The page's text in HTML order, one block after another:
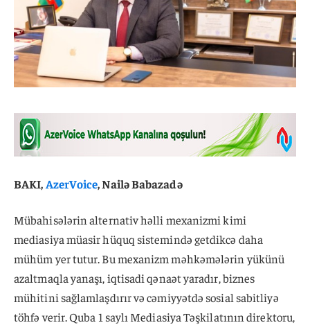
BAKI,AzerVoice, Nailə Babazadə
Mübahisələrin alternativ həlli mexanizmi kimi
mediasiya müasir hüquq sistemində getdikcə daha
mühüm yer tutur. Bu mexanizm məhkəmələrin yükünü
azaltmaqla yanaşı, iqtisadi qənaət yaradır, biznes
mühitini sağlamlaşdırır və cəmiyyətdə sosial sabitliyə
töhfə verir. Quba 1 saylı Mediasiya Təşkilatının direktoru,